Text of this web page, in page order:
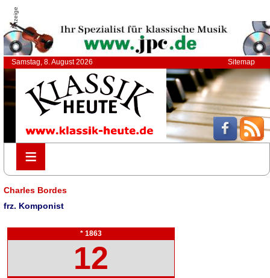
Anzeige
Samstag, 8. August 2026 Sitemap
≡
≡
Charles Bordes
frz. Komponist
* 1863
12